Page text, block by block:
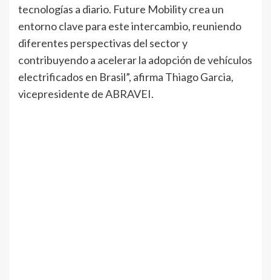
tecnologías a diario. Future Mobility crea un
entorno clave para este intercambio, reuniendo
diferentes perspectivas del sector y
contribuyendo a acelerar la adopción de vehículos
electrificados en Brasil”, afirma Thiago Garcia,
vicepresidente de ABRAVEI.